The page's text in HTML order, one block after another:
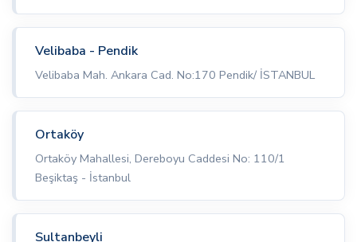
Velibaba - Pendik
Velibaba Mah. Ankara Cad. No:170 Pendik/ İSTANBUL
Ortaköy
Ortaköy Mahallesi, Dereboyu Caddesi No: 110/1
Beşiktaş - İstanbul
Sultanbeyli